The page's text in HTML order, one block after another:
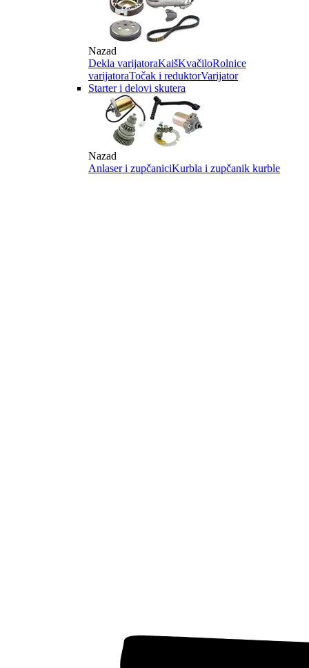
Nazad
Dekla varijatoraKaišKvačiloRolnice
varijatoraTočak i reduktorVarijator
Starter i delovi skutera
Nazad
Anlaser i zupčaniciKurbla i zupčanik kurble